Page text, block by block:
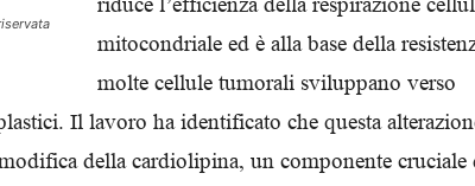
mitocondriale ed è alla base della
molte cellule tumorali sviluppano verso
Il lavoro ha identificato che questa
della cardiolipina, un componente cruciale